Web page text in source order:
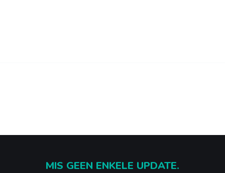
MIS GEEN ENKELE UPDATE.